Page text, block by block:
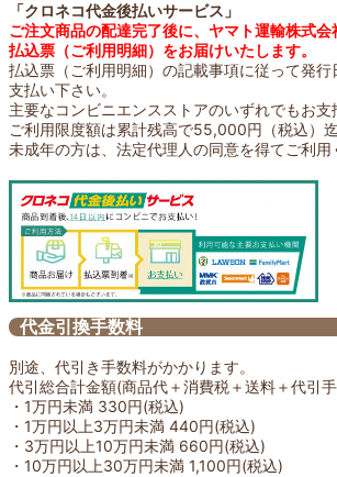
「クロネコ代金後払いサービス」
ご注文商品の配達完了後に、ヤマト運輸株式
払込票（ご利用明細）をお届けいたします。
払込票（ご利用明細）の記載事項に従って発
支払い下さい。
主要なコンビニエンスストアのいずれでもお支
ご利用限度額は累計残高で55,000円（税込）迄
未成年の方は、法定代理人の同意を得てご利用
代金引換手数料
別途、代引き手数料がかかります。
代引総合計金額(商品代＋消費税＋送料＋代引
・1万円未満 330円(税込)
・1万円以上3万円未満 440円(税込)
・3万円以上10万円未満 660円(税込)
・10万円以上30万円未満 1,100円(税込)